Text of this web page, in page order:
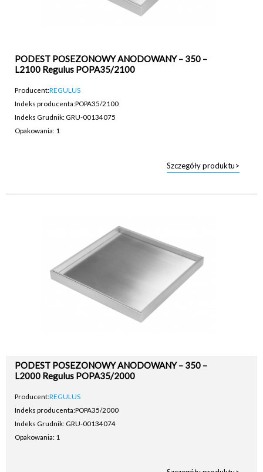
PODEST POSEZONOWY ANODOWANY – 350 –
L2100 Regulus POPA35/2100
Producent:REGULUS
Indeks producenta:POPA35/2100
Indeks Grudnik: GRU-00134075
Opakowania: 1
Szczegóły produktu>
PODEST POSEZONOWY ANODOWANY – 350 –
L2000 Regulus POPA35/2000
Producent:REGULUS
Indeks producenta:POPA35/2000
Indeks Grudnik: GRU-00134074
Opakowania: 1